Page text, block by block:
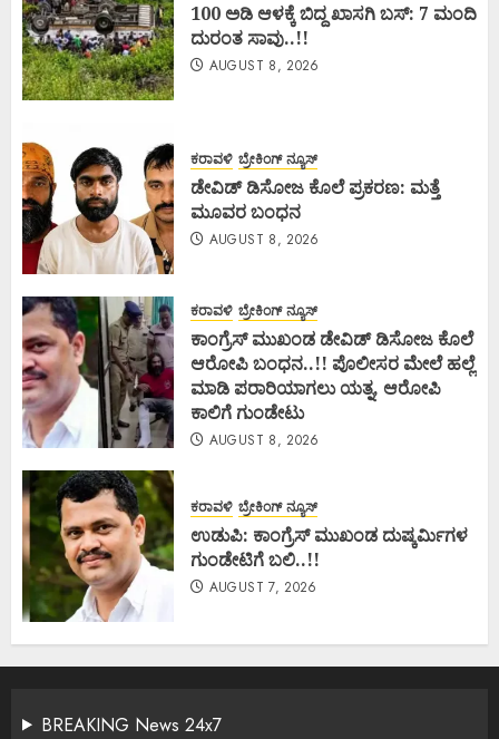
100 ಅಡಿ ಆಳಕ್ಕೆ ಬಿದ್ದ ಖಾಸಗಿ ಬಸ್: 7 ಮಂದಿ
ದುರಂತ ಸಾವು..!!
AUGUST 8, 2026
ಕರಾವಳಿ ಬ್ರೇಕಿಂಗ್ ನ್ಯೂಸ್
ಡೇವಿಡ್ ಡಿಸೋಜ ಕೊಲೆ ಪ್ರಕರಣ: ಮತ್ತೆ
ಮೂವರ ಬಂಧನ
AUGUST 8, 2026
ಕರಾವಳಿ ಬ್ರೇಕಿಂಗ್ ನ್ಯೂಸ್
ಕಾಂಗ್ರೆಸ್ ಮುಖಂಡ ಡೇವಿಡ್ ಡಿಸೋಜ ಕೊಲೆ
ಆರೋಪಿ ಬಂಧನ..!! ಪೊಲೀಸರ ಮೇಲೆ ಹಲ್ಲೆ
ಮಾಡಿ ಪರಾರಿಯಾಗಲು ಯತ್ನ, ಆರೋಪಿ
ಕಾಲಿಗೆ ಗುಂಡೇಟು
AUGUST 8, 2026
ಕರಾವಳಿ ಬ್ರೇಕಿಂಗ್ ನ್ಯೂಸ್
ಉಡುಪಿ: ಕಾಂಗ್ರೆಸ್ ಮುಖಂಡ ದುಷ್ಕರ್ಮಿಗಳ
ಗುಂಡೇಟಿಗೆ ಬಲಿ..!!
AUGUST 7, 2026
BREAKING News 24x7